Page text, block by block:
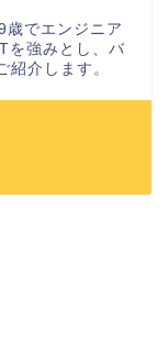
歳でエンジニア
を強みとし、バ
紹介します。